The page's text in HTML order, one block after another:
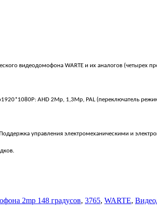
видеодомофона WARTE и их аналогов (четырех
AHD 2Mp, 1,3Mp, PAL (переключатель
управления электромеханическими и
2mp 148 градусов, 3765, WARTE,